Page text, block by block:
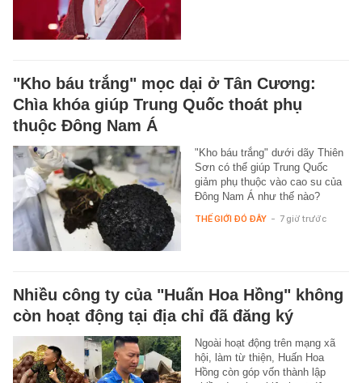
"Kho báu trắng" mọc dại ở Tân Cương:
Chìa khóa giúp Trung Quốc thoát phụ
thuộc Đông Nam Á
"Kho báu trắng" dưới dãy Thiên
Sơn có thể giúp Trung Quốc
giảm phụ thuộc vào cao su của
Đông Nam Á như thế nào?
THẾ GIỚI ĐÓ ĐÂY - 7 giờ trước
Nhiều công ty của "Huấn Hoa Hồng" không
còn hoạt động tại địa chỉ đã đăng ký
Ngoài hoạt động trên mạng xã
hội, làm từ thiện, Huấn Hoa
Hồng còn góp vốn thành lập